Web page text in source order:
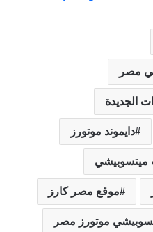
مصر
الجديدة
دايموند موتورز
ميتسوبيشي
موقع مصر كارز
موتورز مصر